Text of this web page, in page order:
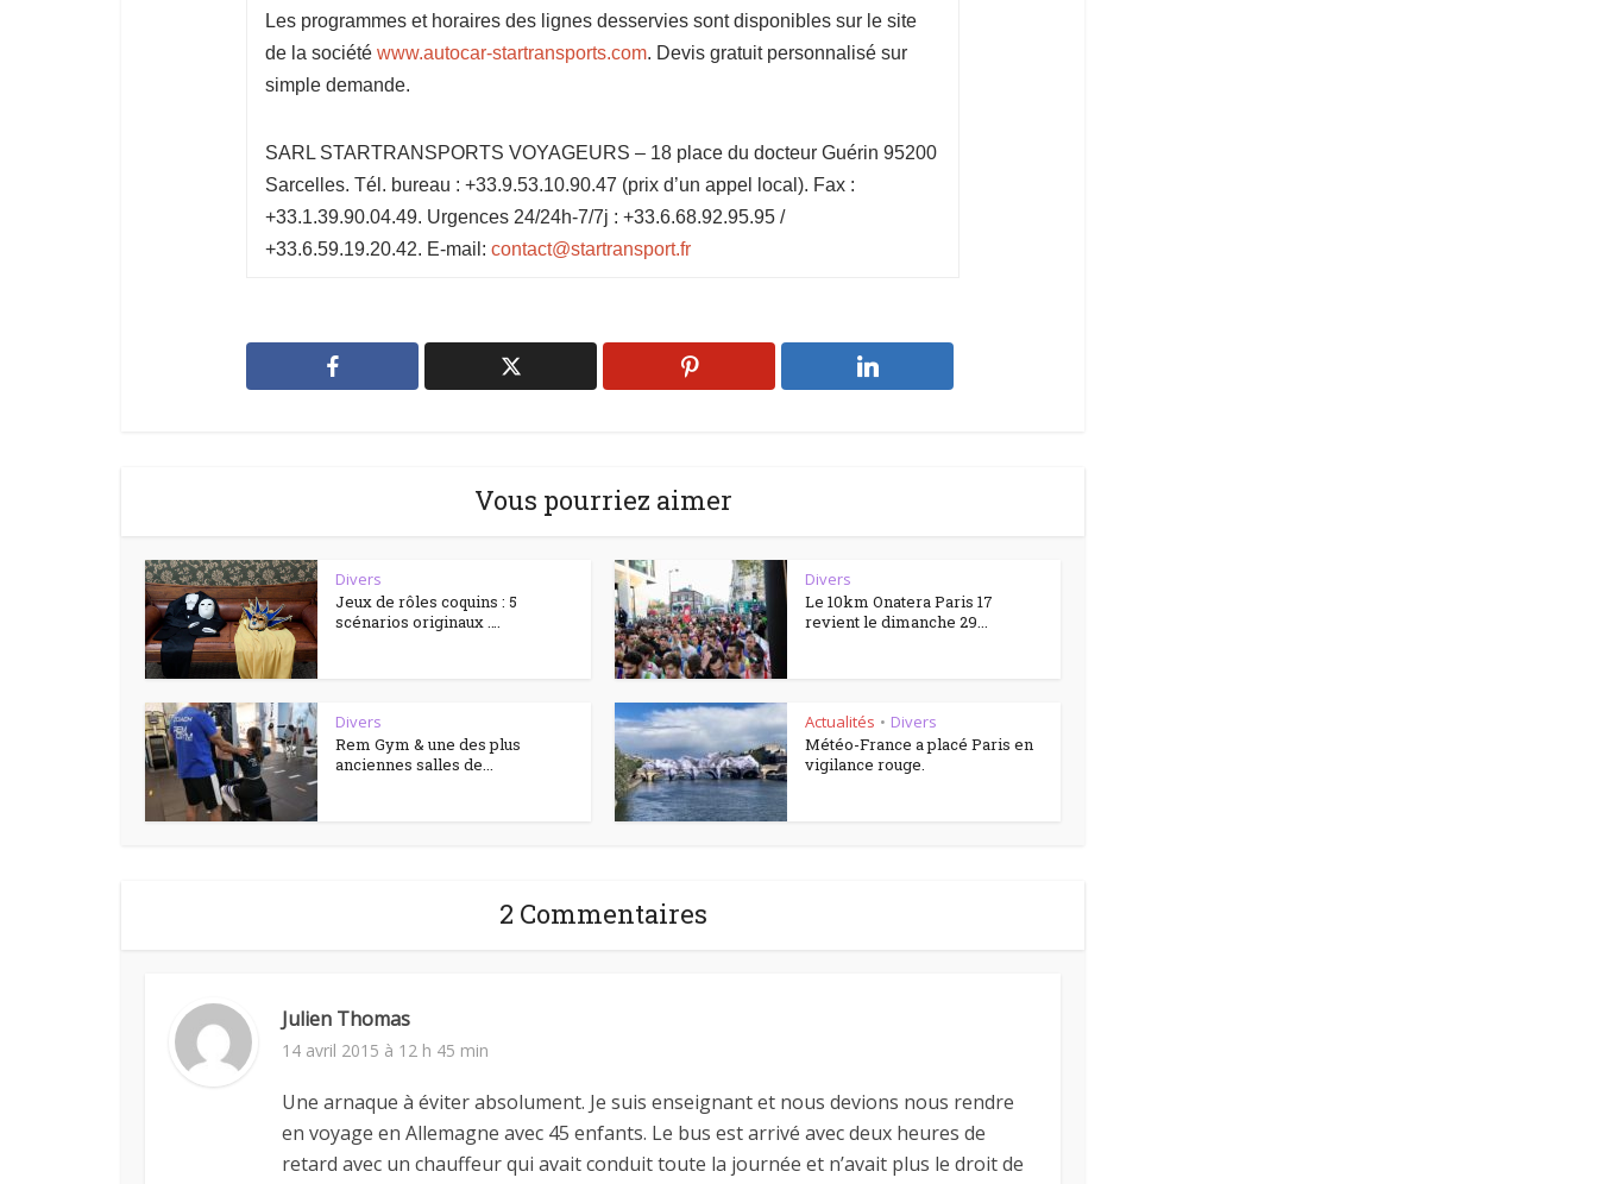
Les programmes et horaires des lignes desservies sont disponibles sur le site
de la société www.autocar-startransports.com. Devis gratuit personnalisé sur
simple demande.
SARL STARTRANSPORTS VOYAGEURS – 18 place du docteur Guérin 95200
Sarcelles. Tél. bureau : +33.9.53.10.90.47 (prix d’un appel local). Fax :
+33.1.39.90.04.49. Urgences 24/24h-7/7j : +33.6.68.92.95.95 /
+33.6.59.19.20.42. E-mail: contact@startransport.fr
Vous pourriez aimer
Divers
Jeux de rôles coquins : 5
scénarios originaux ….
Divers
Le 10km Onatera Paris 17
revient le dimanche 29...
Divers
Rem Gym & une des plus
anciennes salles de...
Actualités • Divers
Météo-France a placé Paris en
vigilance rouge.
2 Commentaires
Julien Thomas
14 avril 2015 à 12 h 45 min
Une arnaque à éviter absolument. Je suis enseignant et nous devions nous rendre
en voyage en Allemagne avec 45 enfants. Le bus est arrivé avec deux heures de
retard avec un chauffeur qui avait conduit toute la journée et n’avait plus le droit de